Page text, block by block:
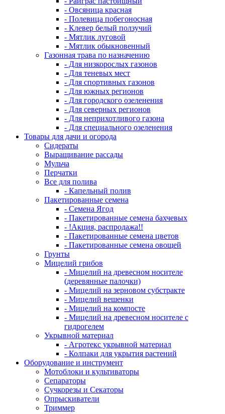
- Овсяница красная
- Полевица побегоносная
- Клевер белый ползучий
- Мятлик луговой
- Мятлик обыкновенный
Газонная трава по назначению
- Для низкорослых газонов
- Для теневых мест
- Для спортивных газонов
- Для южных регионов
- Для городского озеленения
- Для северных регионов
- Для неприхотливого газона
- Для специального озеленения
Товары для дачи и огорода
Сидераты
Выращивание рассады
Мульча
Перчатки
Все для полива
- Капельный полив
Пакетированные семена
- Семена Ягод
- Пакетированные семена бахчевых
- !Акция, распродажа!!
- Пакетированные семена цветов
- Пакетированные семена овощей
Грунты
Мицелий грибов
- Мицелий на древесном носителе
(деревянные палочки)
- Мицелий на зерновом субстракте
- Мицелий вешенки
- Мицелий на компосте
- Мицелий на древесном носителе с
гидрогелем
Укрывной материал
- Агротекс укрывной материал
- Колпаки для укрытия растений
Оборудование и инструмент
Мотоблоки и культиваторы
Сепараторы
Сучкорезы и Секаторы
Опрыскиватели
Триммер